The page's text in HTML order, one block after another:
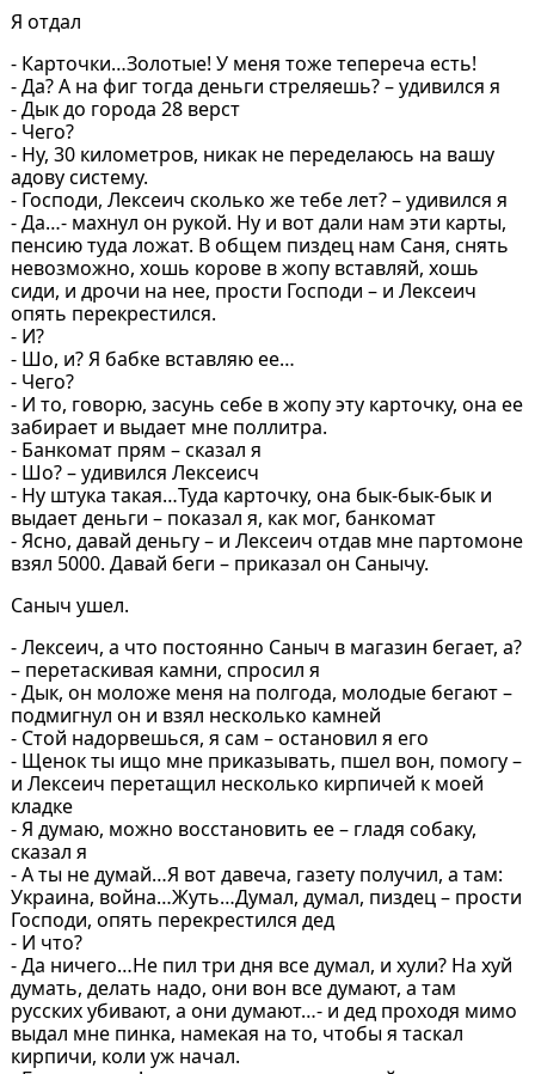
Я отдал
- Карточки…Золотые! У меня тоже тепереча есть!
- Да? А на фиг тогда деньги стреляешь? – удивился я
- Дык до города 28 верст
- Чего?
- Ну, 30 километров, никак не переделаюсь на вашу
адову систему.
- Господи, Лексеич сколько же тебе лет? – удивился я
- Да…- махнул он рукой. Ну и вот дали нам эти карты,
пенсию туда ложат. В общем пиздец нам Саня, снять
невозможно, хошь корове в жопу вставляй, хошь
сиди, и дрочи на нее, прости Господи – и Лексеич
опять перекрестился.
- И?
- Шо, и? Я бабке вставляю ее…
- Чего?
- И то, говорю, засунь себе в жопу эту карточку, она ее
забирает и выдает мне поллитра.
- Банкомат прям – сказал я
- Шо? – удивился Лексеисч
- Ну штука такая…Туда карточку, она бык-бык-бык и
выдает деньги – показал я, как мог, банкомат
- Ясно, давай деньгу – и Лексеич отдав мне партомоне
взял 5000. Давай беги – приказал он Санычу.
Саныч ушел.
- Лексеич, а что постоянно Саныч в магазин бегает, а?
– перетаскивая камни, спросил я
- Дык, он моложе меня на полгода, молодые бегают –
подмигнул он и взял несколько камней
- Стой надорвешься, я сам – остановил я его
- Щенок ты ищо мне приказывать, пшел вон, помогу –
и Лексеич перетащил несколько кирпичей к моей
кладке
- Я думаю, можно восстановить ее – гладя собаку,
сказал я
- А ты не думай…Я вот давеча, газету получил, а там:
Украина, война…Жуть…Думал, думал, пиздец – прости
Господи, опять перекрестился дед
- И что?
- Да ничего…Не пил три дня все думал, и хули? На хуй
думать, делать надо, они вон все думают, а там
русских убивают, а они думают…- и дед проходя мимо
выдал мне пинка, намекая на то, чтобы я таскал
кирпичи, коли уж начал.